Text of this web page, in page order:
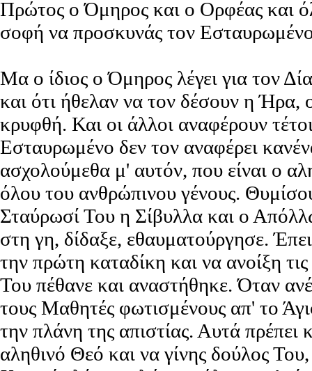
Πρώτος ο Όμηρος και ο Ορφέας και
σοφή να προσκυνάς τον
Μα ο ίδιος ο Όμηρος λέγει για τον
και ότι ήθελαν να τον δέσουν η
κρυφθή. Και οι άλλοι αναφέρουν
Εσταυρωμένο δεν τον αναφέρει
ασχολούμεθα μ' αυτόν, που είναι ο
όλου του ανθρώπινου γένους.
Σταύρωσί Του η Σίβυλλα και ο
στη γη, δίδαξε, εθαυματούργησε.
την πρώτη καταδίκη και να ανοίξη
Του πέθανε και αναστήθηκε. Όταν
τους Μαθητές φωτισμένους απ' το
την πλάνη της απιστίας. Αυτά πρέπει
αληθινό Θεό και να γίνης δούλος